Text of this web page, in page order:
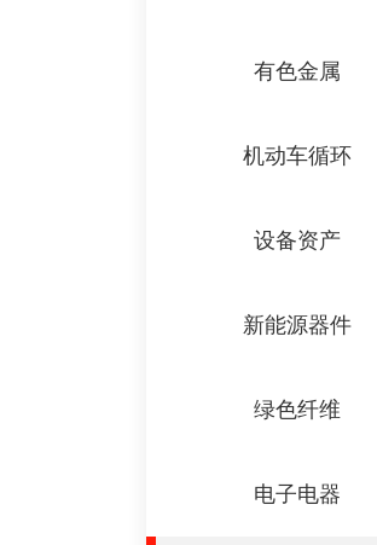
有色金属
机动车循环
设备资产
新能源器件
绿色纤维
电子电器